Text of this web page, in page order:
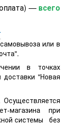
— всего
или в
в точках
"Новая
Осуществляется
магазина при
системы
без